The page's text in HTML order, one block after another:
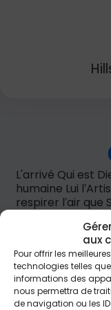
aux
Pour offrir les
technologies telles
informations des
nous permettra de
de navigation ou les
L'arrivé Qui est
humaine Lui
respirer l′air que
l'arrivée Du Dieu
corps qu′Il a
connaître Gloire
qui est sans
notre espace Le
Blotti dans les